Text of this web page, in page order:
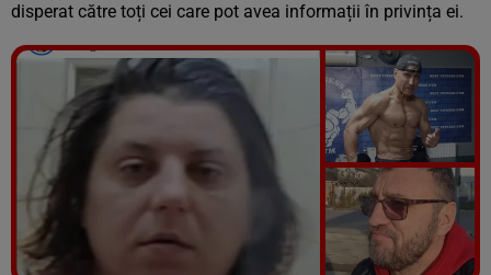
disperat către toți cei care pot avea informații în privința ei.